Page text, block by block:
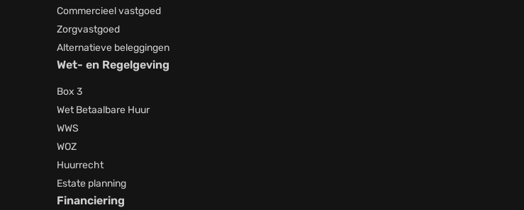
Commercieel vastgoed
Zorgvastgoed
Alternatieve beleggingen
Wet- en Regelgeving
Box 3
Wet Betaalbare Huur
WWS
WOZ
Huurrecht
Estate planning
Financiering